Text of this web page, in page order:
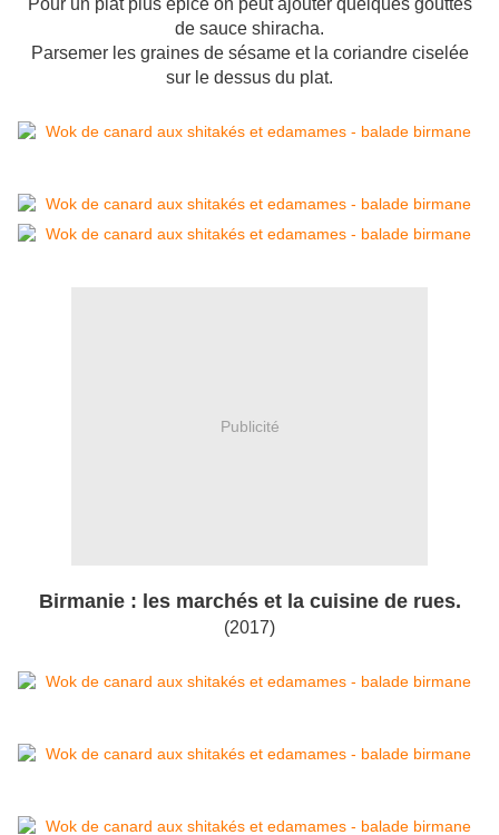
Pour un plat plus épicé on peut ajouter quelques gouttes
de sauce shiracha.
Parsemer les graines de sésame et la coriandre ciselée
sur le dessus du plat.
Publicité
Birmanie : les marchés et la cuisine de rues.
(2017)